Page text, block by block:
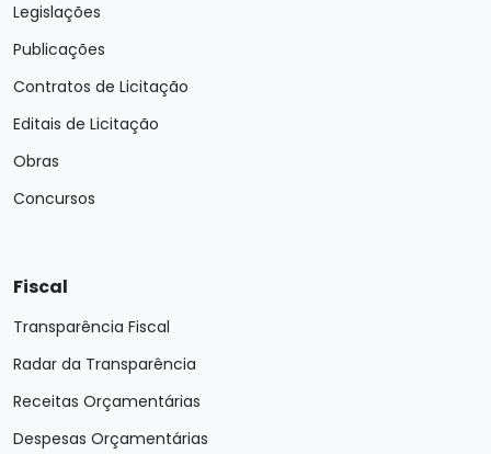
Legislações
Publicações
Contratos de Licitação
Editais de Licitação
Obras
Concursos
Fiscal
Transparência Fiscal
Radar da Transparência
Receitas Orçamentárias
Despesas Orçamentárias